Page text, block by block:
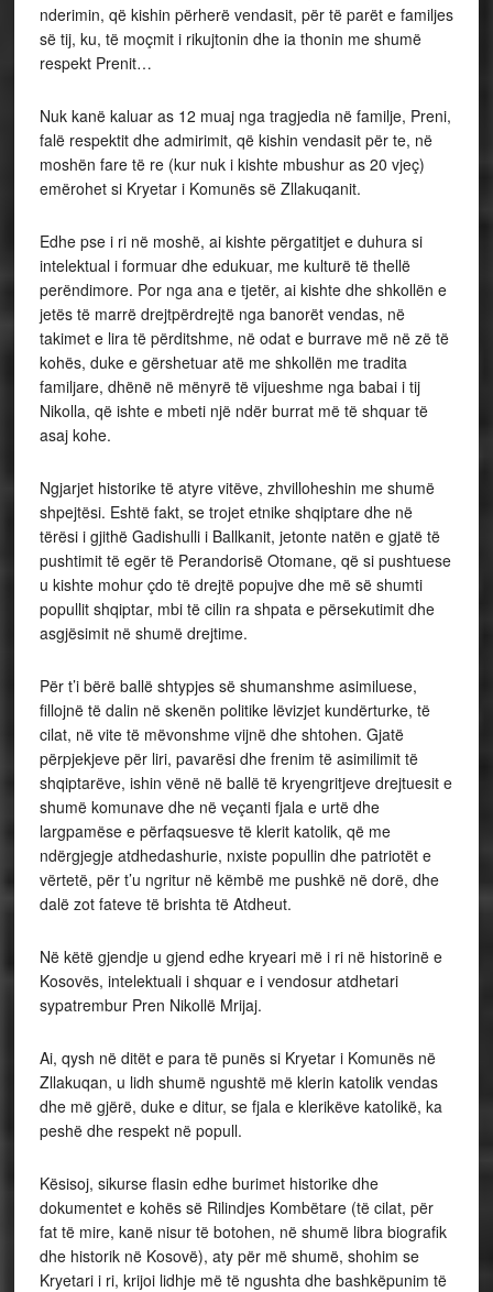
nderimin, që kishin përherë vendasit, për të parët e familjes
së tij, ku, të moçmit i rikujtonin dhe ia thonin me shumë
respekt Prenit…
Nuk kanë kaluar as 12 muaj nga tragjedia në familje, Preni,
falë respektit dhe admirimit, që kishin vendasit për te, në
moshën fare të re (kur nuk i kishte mbushur as 20 vjeç)
emërohet si Kryetar i Komunës së Zllakuqanit.
Edhe pse i ri në moshë, ai kishte përgatitjet e duhura si
intelektual i formuar dhe edukuar, me kulturë të thellë
perëndimore. Por nga ana e tjetër, ai kishte dhe shkollën e
jetës të marrë drejtpërdrejtë nga banorët vendas, në
takimet e lira të përditshme, në odat e burrave më në zë të
kohës, duke e gërshetuar atë me shkollën me tradita
familjare, dhënë në mënyrë të vijueshme nga babai i tij
Nikolla, që ishte e mbeti një ndër burrat më të shquar të
asaj kohe.
Ngjarjet historike të atyre vitëve, zhvilloheshin me shumë
shpejtësi. Eshtë fakt, se trojet etnike shqiptare dhe në
tërësi i gjithë Gadishulli i Ballkanit, jetonte natën e gjatë të
pushtimit të egër të Perandorisë Otomane, që si pushtuese
u kishte mohur çdo të drejtë popujve dhe më së shumti
popullit shqiptar, mbi të cilin ra shpata e përsekutimit dhe
asgjësimit në shumë drejtime.
Për t’i bërë ballë shtypjes së shumanshme asimiluese,
fillojnë të dalin në skenën politike lëvizjet kundërturke, të
cilat, në vite të mëvonshme vijnë dhe shtohen. Gjatë
përpjekjeve për liri, pavarësi dhe frenim të asimilimit të
shqiptarëve, ishin vënë në ballë të kryengritjeve drejtuesit e
shumë komunave dhe në veçanti fjala e urtë dhe
largpamëse e përfaqsuesve të klerit katolik, që me
ndërgjegje atdhedashurie, nxiste popullin dhe patriotët e
vërtetë, për t’u ngritur në këmbë me pushkë në dorë, dhe
dalë zot fateve të brishta të Atdheut.
Në këtë gjendje u gjend edhe kryeari më i ri në historinë e
Kosovës, intelektuali i shquar e i vendosur atdhetari
sypatrembur Pren Nikollë Mrijaj.
Ai, qysh në ditët e para të punës si Kryetar i Komunës në
Zllakuqan, u lidh shumë ngushtë më klerin katolik vendas
dhe më gjërë, duke e ditur, se fjala e klerikëve katolikë, ka
peshë dhe respekt në popull.
Kësisoj, sikurse flasin edhe burimet historike dhe
dokumentet e kohës së Rilindjes Kombëtare (të cilat, për
fat të mire, kanë nisur të botohen, në shumë libra biografik
dhe historik në Kosovë), aty për më shumë, shohim se
Kryetari i ri, krijoi lidhje më të ngushta dhe bashkëpunim të